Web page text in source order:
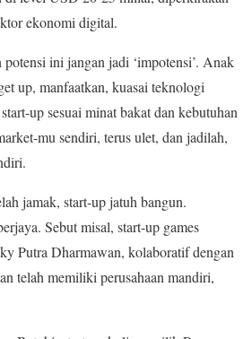
ekonomi digital.
potensi ini jangan jadi ‘impotensi’. Anak
up, manfaatkan, kuasai teknologi
up sesuai minat bakat dan kebutuhan
mu sendiri, terus ulet, dan jadilah,
jamak, start-up jatuh bangun.
Sebut misal, start-up games
Putra Dharmawan, kolaboratif dengan
telah memiliki perusahaan mandiri,